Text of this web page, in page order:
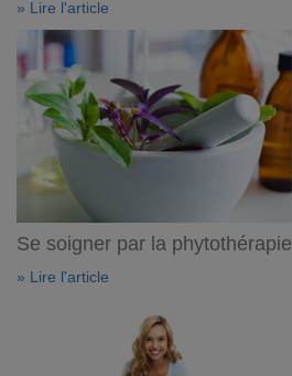
» Lire l'article
Se soigner par la phytothérapie
» Lire l'article